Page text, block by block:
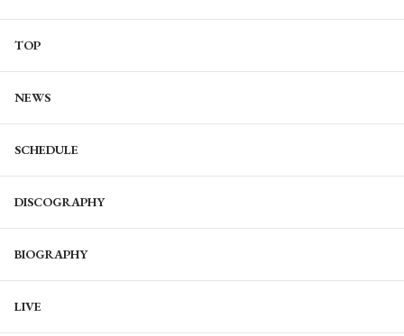
TOP
NEWS
SCHEDULE
DISCOGRAPHY
BIOGRAPHY
LIVE